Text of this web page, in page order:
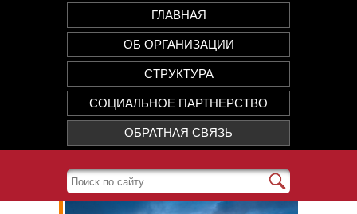
ГЛАВНАЯ
ОБ ОРГАНИЗАЦИИ
СТРУКТУРА
СОЦИАЛЬНОЕ ПАРТНЕРСТВО
ОБРАТНАЯ СВЯЗЬ